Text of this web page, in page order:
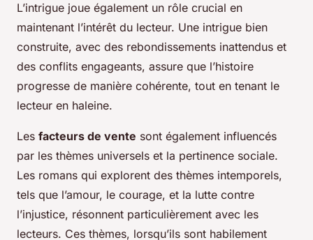
L’intrigue joue également un rôle crucial en
maintenant l’intérêt du lecteur. Une intrigue bien
construite, avec des rebondissements inattendus et
des conflits engageants, assure que l’histoire
progresse de manière cohérente, tout en tenant le
lecteur en haleine.
Les facteurs de vente sont également influencés
par les thèmes universels et la pertinence sociale.
Les romans qui explorent des thèmes intemporels,
tels que l’amour, le courage, et la lutte contre
l’injustice, résonnent particulièrement avec les
lecteurs. Ces thèmes, lorsqu’ils sont habilement